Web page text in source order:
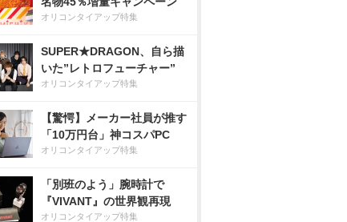
オリコンタイアップ特集
SUPER★DRAGON、自ら描
いた”レトロフューチャー”
オリコンタイアップ特集
【驚愕】メーカー社員が推す
「10万円台」神コスパPC
オリコンタイアップ特集
「別班のよう」腕時計で
『VIVANT』の世界観再現
オリコンタイアップ特集